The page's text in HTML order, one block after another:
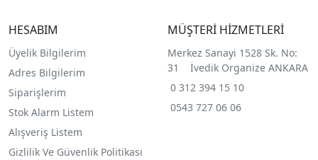
HESABIM
Üyelik Bilgilerim
Adres Bilgilerim
Siparişlerim
Stok Alarm Listem
Alışveriş Listem
Gizlilik Ve Güvenlik Politikası
MÜŞTERİ HİZMETLERİ
Merkez Sanayi 1528 Sk. No:
31 İvedik Organize ANKARA
0 312 394 15 10
0543 727 06 06